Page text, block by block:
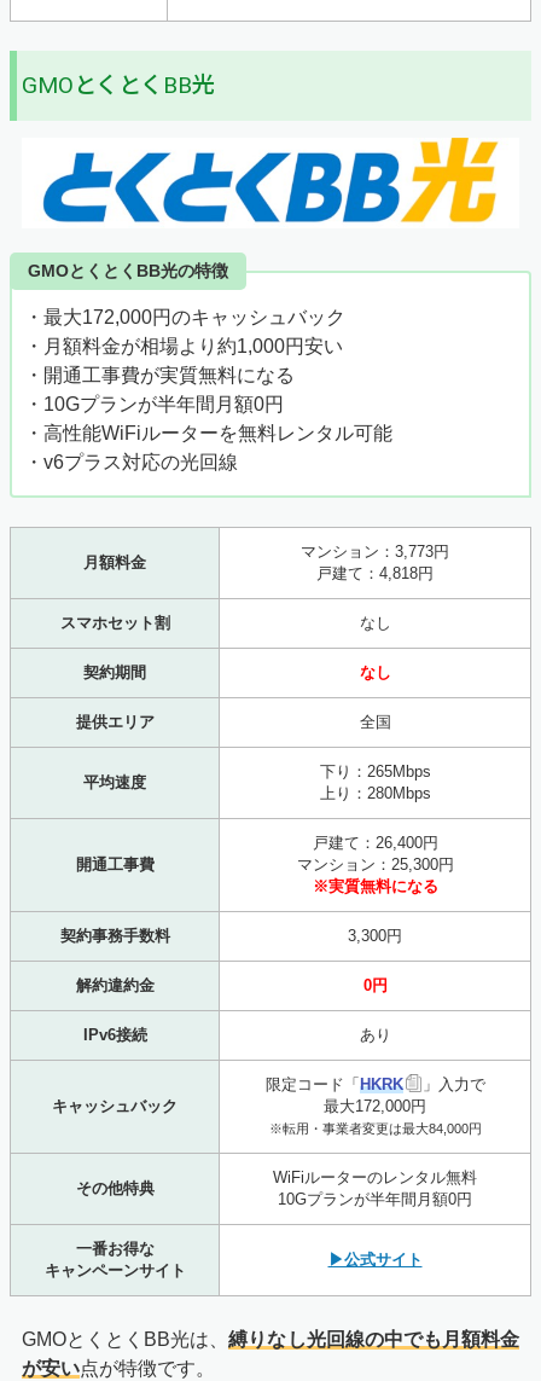
GMOとくとくBB光
GMOとくとくBB光の特徴
・最大172,000円のキャッシュバック
・月額料金が相場より約1,000円安い
・開通工事費が実質無料になる
・10Gプランが半年間月額0円
・高性能WiFiルーターを無料レンタル可能
・v6プラス対応の光回線
月額料金
マンション：3,773円
戸建て：4,818円
スマホセット割 なし
契約期間 なし
提供エリア 全国
平均速度
下り：265Mbps
上り：280Mbps
開通工事費
戸建て：26,400円
マンション：25,300円
※実質無料になる
契約事務手数料 3,300円
解約違約金 0円
IPv6接続 あり
キャッシュバック
限定コード「 HKRK
」入力で
最大172,000円
※転用・事業者変更は最大84,000円
その他特典
WiFiルーターのレンタル無料
10Gプランが半年間月額0円
一番お得な
キャンペーンサイト
▶公式サイト
GMOとくとくBB光は、縛りなし光回線の中でも月額料金
が安い点が特徴です。